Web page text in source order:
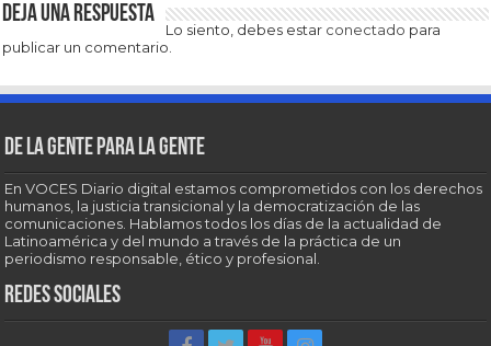
Deja una respuesta
Lo siento, debes estar conectado para
publicar un comentario.
De la gente para la gente
En VOCES Diario digital estamos comprometidos con los derechos
humanos, la justicia transicional y la democratización de las
comunicaciones. Hablamos todos los días de la actualidad de
Latinoamérica y del mundo a través de la práctica de un
periodismo responsable, ético y profesional.
Redes sociales